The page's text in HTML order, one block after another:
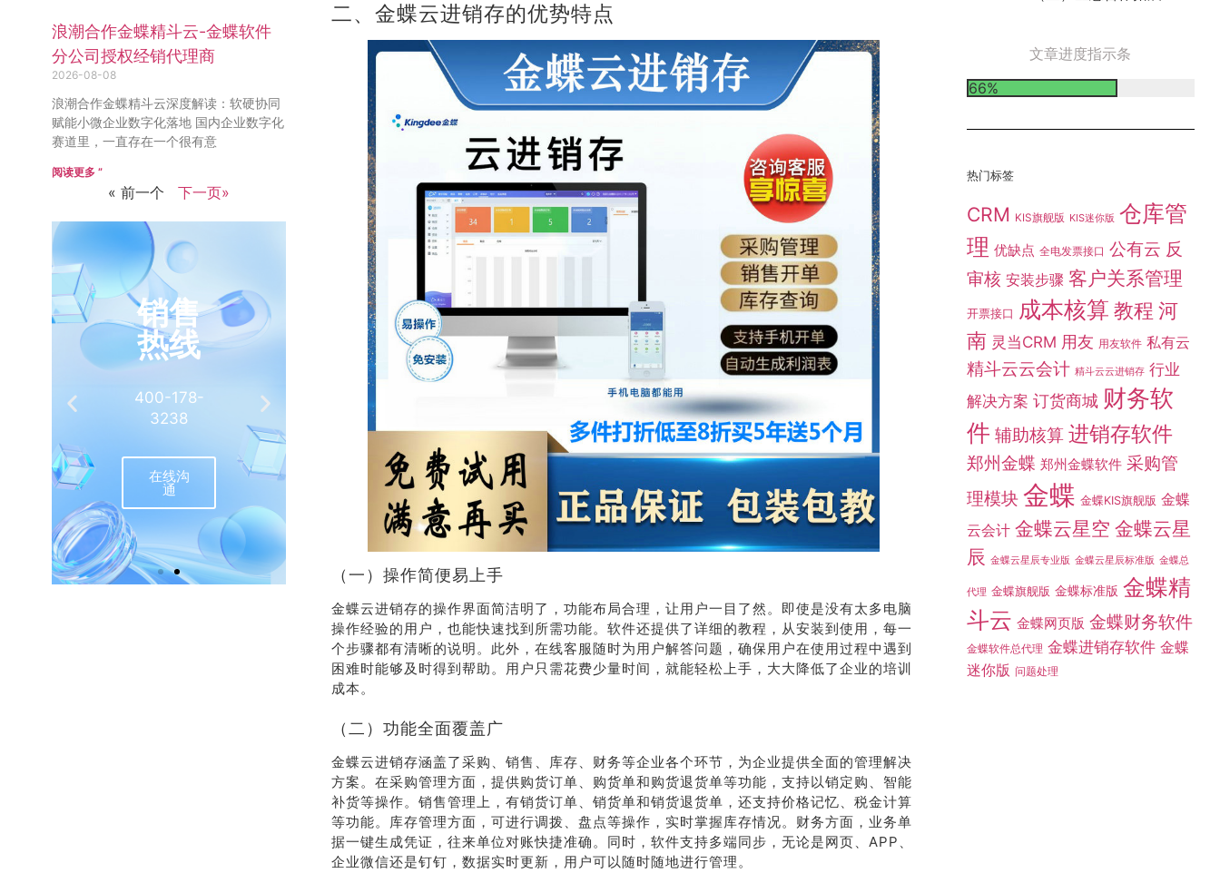
浪潮合作金蝶精斗云-金蝶软件
分公司授权经销代理商
2026-08-08
浪潮合作金蝶精斗云深度解读：软硬协同
赋能小微企业数字化落地 国内企业数字化
赛道里，一直存在一个很有意
阅读更多 ”
« 前一个 下一页»
销售
热线
400-178-
3238
在线沟
通
推荐
有礼
联系我
们
销售
热线
400-178-
3238
通
二、金蝶云进销存的优势特点
（一）操作简便易上手
金蝶云进销存的操作界面简洁明了，功能布局合理，让用户一目了然。即使是没有太多电脑
操作经验的用户，也能快速找到所需功能。软件还提供了详细的教程，从安装到使用，每一
个步骤都有清晰的说明。此外，在线客服随时为用户解答问题，确保用户在使用过程中遇到
困难时能够及时得到帮助。用户只需花费少量时间，就能轻松上手，大大降低了企业的培训
成本。
（二）功能全面覆盖广
金蝶云进销存涵盖了采购、销售、库存、财务等企业各个环节，为企业提供全面的管理解决
方案。在采购管理方面，提供购货订单、购货单和购货退货单等功能，支持以销定购、智能
补货等操作。销售管理上，有销货订单、销货单和销货退货单，还支持价格记忆、税金计算
等功能。库存管理方面，可进行调拨、盘点等操作，实时掌握库存情况。财务方面，业务单
据一键生成凭证，往来单位对账快捷准确。同时，软件支持多端同步，无论是网页、APP、
企业微信还是钉钉，数据实时更新，用户可以随时随地进行管理。
成本核算教程
南 灵当CRM 用友 用友软件
财务软
件 辅助核算
郑州金蝶
采购管
理模块 金蝶 金蝶KIS旗舰版
金蝶
云会计 金蝶云星空金蝶云星
金蝶云星辰专业版 金蝶云星辰标准版 金蝶总
代理 金蝶标准版
金蝶精
斗云 金蝶网页版 金蝶财务软件
金蝶进销存软件 金蝶
迷你版 问题处理